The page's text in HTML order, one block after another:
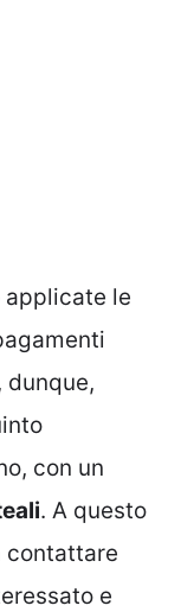
applicate le
con un
. A questo
contattare
e